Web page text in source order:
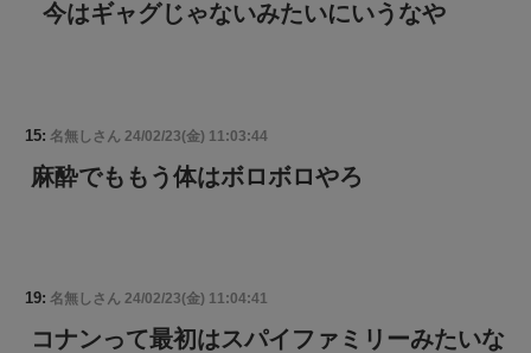
今はギャグじゃないみたいにいうなや
15: 名無しさん 24/02/23(金) 11:03:44
麻酔でももう体はボロボロやろ
19: 名無しさん 24/02/23(金) 11:04:41
コナンって最初はスパイファミリーみたいな